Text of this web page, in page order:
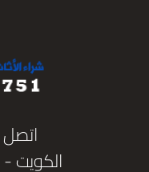
اتصل بنا:
الكويت